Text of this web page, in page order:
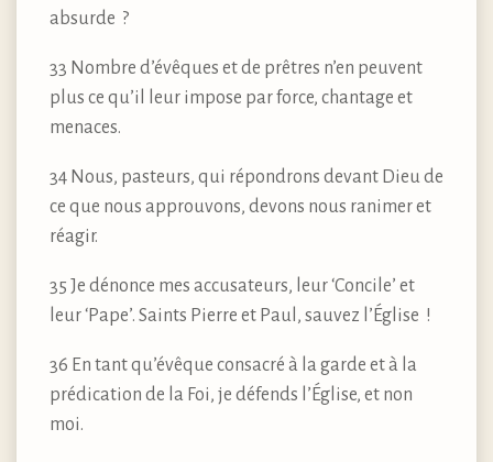
absurde ?
33 Nombre d’évêques et de prêtres n’en peuvent
plus ce qu’il leur impose par force, chantage et
menaces.
34 Nous, pasteurs, qui répondrons devant Dieu de
ce que nous approuvons, devons nous ranimer et
réagir.
35 Je dénonce mes accusateurs, leur ‘Concile’ et
leur ‘Pape’. Saints Pierre et Paul, sauvez l’Église !
36 En tant qu’évêque consacré à la garde et à la
prédication de la Foi, je défends l’Église, et non
moi.